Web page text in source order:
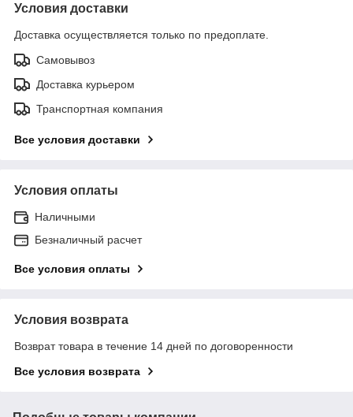
Условия доставки
Доставка осуществляется только по предоплате.
Самовывоз
Доставка курьером
Транспортная компания
Все условия доставки
Условия оплаты
Наличными
Безналичный расчет
Все условия оплаты
Условия возврата
Возврат товара в течение 14 дней по договоренности
Все условия возврата